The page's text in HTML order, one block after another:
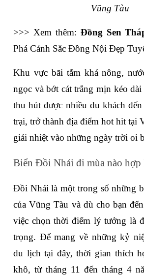
Vũng Tàu
>>> Xem thêm: Đồng Sen
Phá Cảnh Sắc Đồng Nội Đẹp
Khu vực bãi tắm khá nông,
ngọc và bớt cát trắng mịn kéo
thu hút được nhiều du khách
trại, trở thành địa điểm hot hit tại
giải nhiệt vào những ngày trời oi
Biển Đồi Nhái đi mùa nào hợp
Đồi Nhái là một trong số những
của Vũng Tàu và dù cho bạn
việc chọn thời điểm lý tưởng là
trọng. Để mang về những kỷ
du lịch tại đây, thời gian thích
khô, từ tháng 11 đến tháng 4